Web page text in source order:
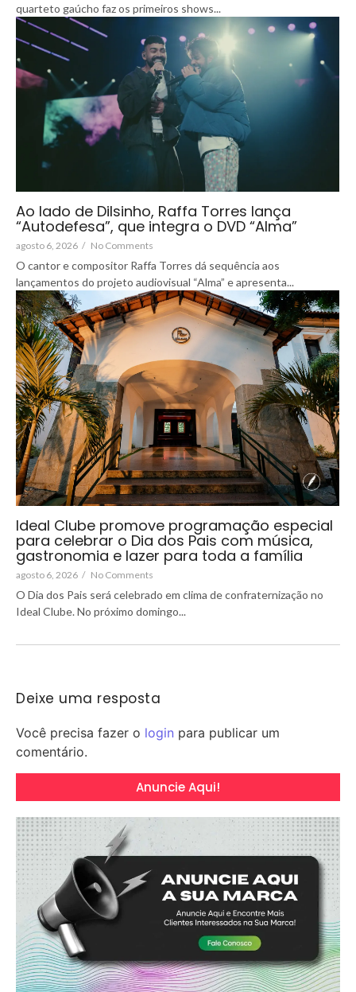
quarteto gaúcho faz os primeiros shows...
Ao lado de Dilsinho, Raffa Torres lança
“Autodefesa”, que integra o DVD “Alma”
agosto 6, 2026 / No Comments
O cantor e compositor Raffa Torres dá sequência aos
lançamentos do projeto audiovisual “Alma” e apresenta...
Ideal Clube promove programação especial
para celebrar o Dia dos Pais com música,
gastronomia e lazer para toda a família
agosto 6, 2026 / No Comments
O Dia dos Pais será celebrado em clima de confraternização no
Ideal Clube. No próximo domingo...
Deixe uma resposta
Você precisa fazer o login para publicar um
comentário.
Anuncie Aqui!